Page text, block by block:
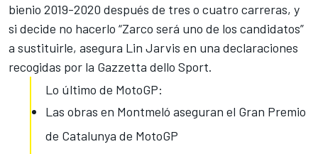
bienio 2019-2020 después de tres o cuatro carreras, y
si decide no hacerlo “Zarco será uno de los candidatos”
a sustituirle, asegura Lin Jarvis en una declaraciones
recogidas por la Gazzetta dello Sport.
Lo último de MotoGP:
Las obras en Montmeló aseguran el Gran Premio
de Catalunya de MotoGP